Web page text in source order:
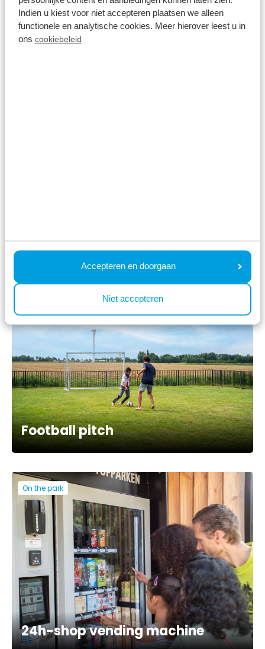
Indien u kiest voor niet accepteren plaatsen we alleen
functionele en analytische cookies. Meer hierover leest u in
ons cookiebeleid
Accepteren en doorgaan
Niet accepteren
Playground
Football pitch
On the park
24h-shop vending machine